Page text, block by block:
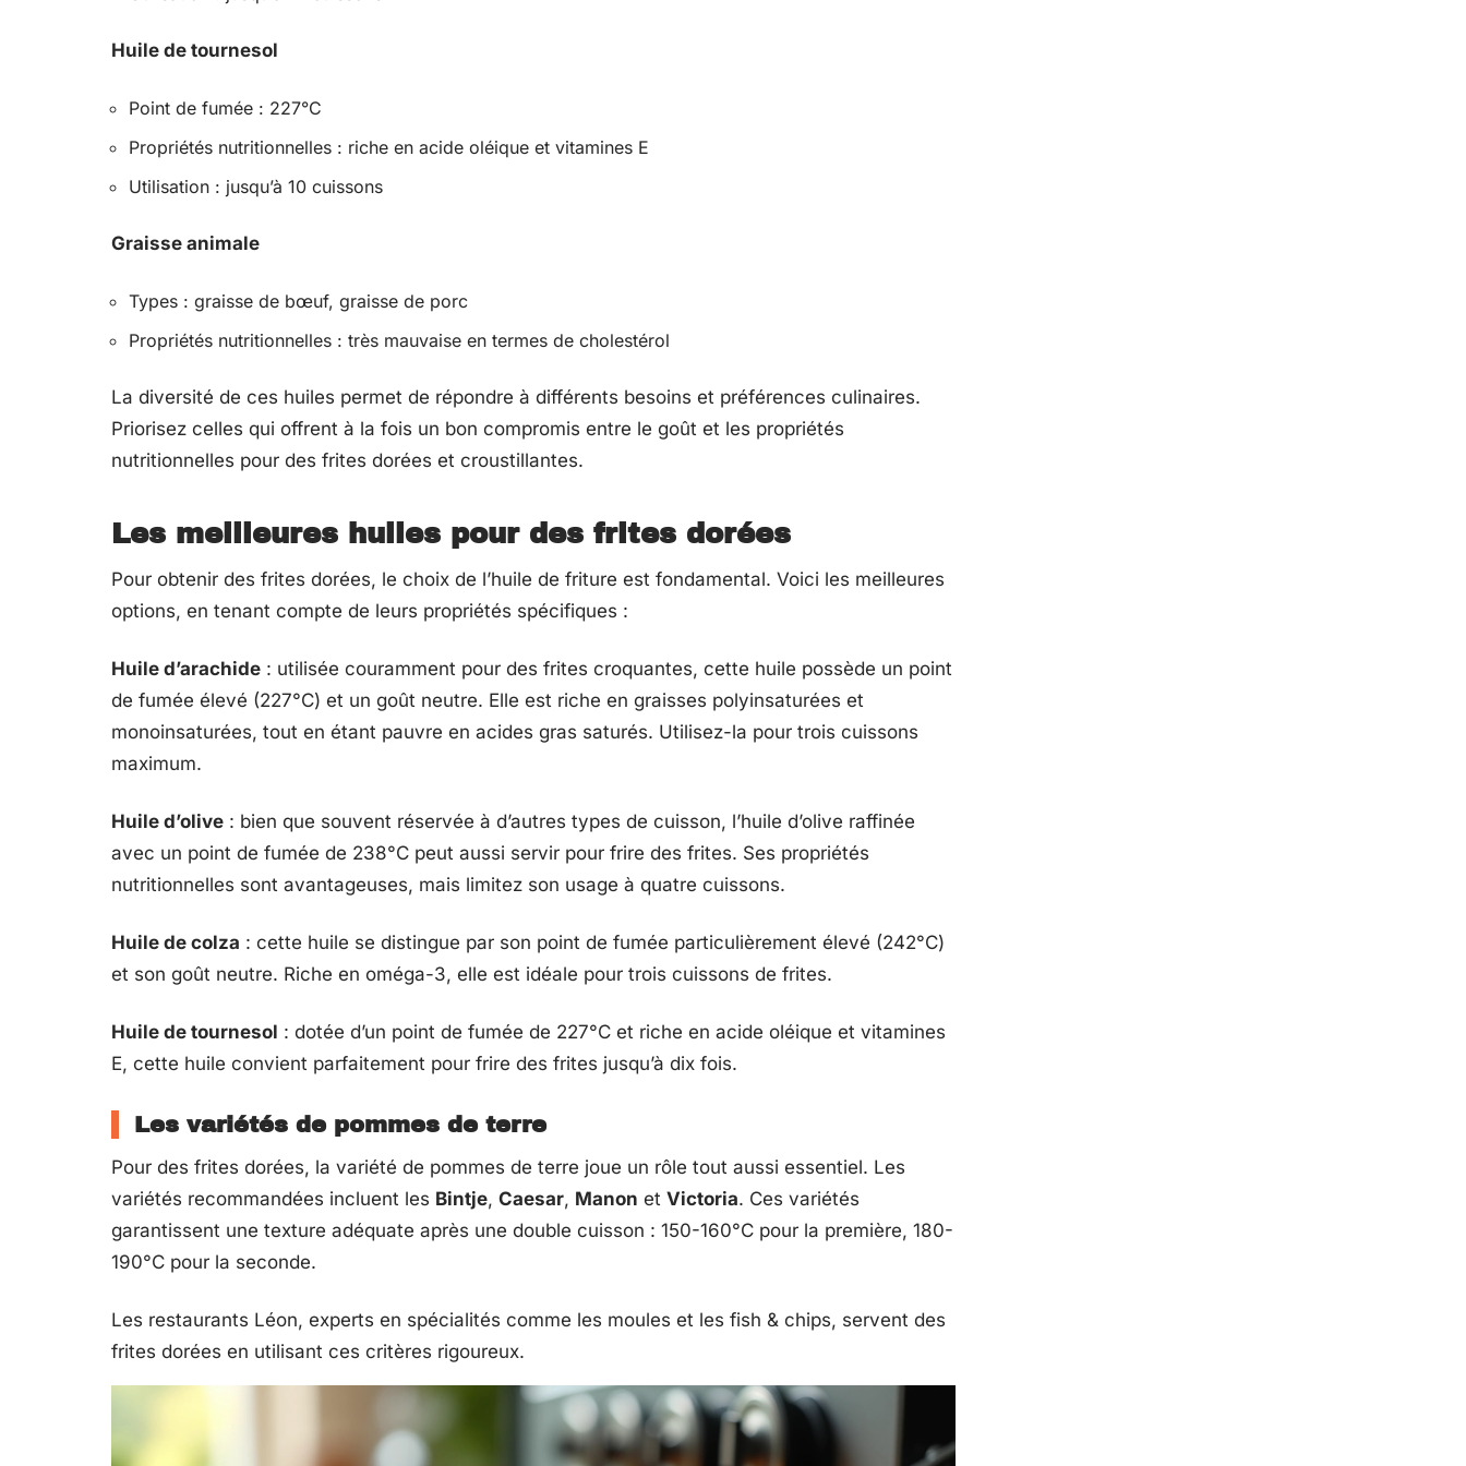
Huile de tournesol
Point de fumée : 227°C
Propriétés nutritionnelles : riche en acide oléique et vitamines E
Utilisation : jusqu’à 10 cuissons
Graisse animale
Types : graisse de bœuf, graisse de porc
Propriétés nutritionnelles : très mauvaise en termes de cholestérol
La diversité de ces huiles permet de répondre à différents besoins et préférences culinaires.
Priorisez celles qui offrent à la fois un bon compromis entre le goût et les propriétés
nutritionnelles pour des frites dorées et croustillantes.
Les meilleures huiles pour des frites dorées
Pour obtenir des frites dorées, le choix de l’huile de friture est fondamental. Voici les meilleures
options, en tenant compte de leurs propriétés spécifiques :
Huile d’arachide : utilisée couramment pour des frites croquantes, cette huile possède un point
de fumée élevé (227°C) et un goût neutre. Elle est riche en graisses polyinsaturées et
monoinsaturées, tout en étant pauvre en acides gras saturés. Utilisez-la pour trois cuissons
maximum.
Huile d’olive : bien que souvent réservée à d’autres types de cuisson, l’huile d’olive raffinée
avec un point de fumée de 238°C peut aussi servir pour frire des frites. Ses propriétés
nutritionnelles sont avantageuses, mais limitez son usage à quatre cuissons.
Huile de colza : cette huile se distingue par son point de fumée particulièrement élevé (242°C)
et son goût neutre. Riche en oméga-3, elle est idéale pour trois cuissons de frites.
Huile de tournesol : dotée d’un point de fumée de 227°C et riche en acide oléique et vitamines
E, cette huile convient parfaitement pour frire des frites jusqu’à dix fois.
Les variétés de pommes de terre
Pour des frites dorées, la variété de pommes de terre joue un rôle tout aussi essentiel. Les
variétés recommandées incluent les Bintje, Caesar, Manon et Victoria. Ces variétés
garantissent une texture adéquate après une double cuisson : 150-160°C pour la première, 180-
190°C pour la seconde.
Les restaurants Léon, experts en spécialités comme les moules et les fish & chips, servent des
frites dorées en utilisant ces critères rigoureux.